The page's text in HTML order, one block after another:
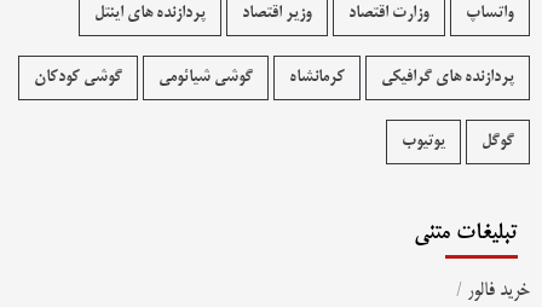
واتساپ وزارت اقتصاد وزیر اقتصاد پردازنده های اینتل
پردازنده های گرافیکی کرمانشاه گوشی شیائومی گوشی کودکان
گوگل یوتیوب
تبلیغات متنی
خرید فالور /